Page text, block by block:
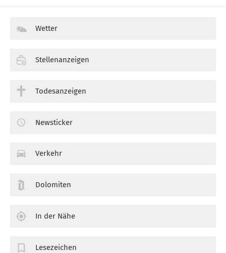
Wetter
Stellenanzeigen
Todesanzeigen
Newsticker
Verkehr
Dolomiten
In der Nähe
Lesezeichen